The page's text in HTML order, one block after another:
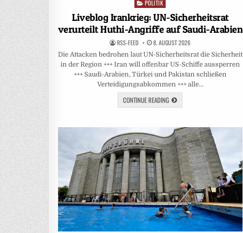
Posted
in
POLITIK
Liveblog Irankrieg: UN-Sicherheitsrat
verurteilt Huthi-Angriffe auf Saudi-Arabien
RSS-FEED 8. AUGUST 2026
Die Attacken bedrohen laut UN-Sicherheitsrat die Sicherheit
in der Region +++ Iran will offenbar US-Schiffe aussperren
+++ Saudi-Arabien, Türkei und Pakistan schließen
Verteidigungsabkommen +++ alle…
CONTINUE READING